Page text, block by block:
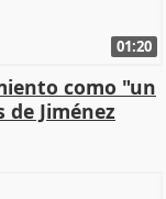
01:20
como "un
Jiménez